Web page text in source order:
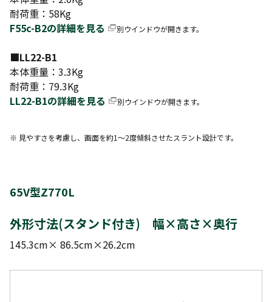
耐荷重：58Kg
F55c-B2の詳細を見る
別ウインドウが開きます。
■LL22-B1
本体重量：3.3Kg
耐荷重：79.3Kg
LL22-B1の詳細を見る
別ウインドウが開きます。
※ 見やすさを考慮し、画面を約1～2度傾斜させたスラント設計です。
65V型Z770L
外形寸法(スタンド付き) 幅×高さ×奥行
145.3cm× 86.5cm×26.2cm